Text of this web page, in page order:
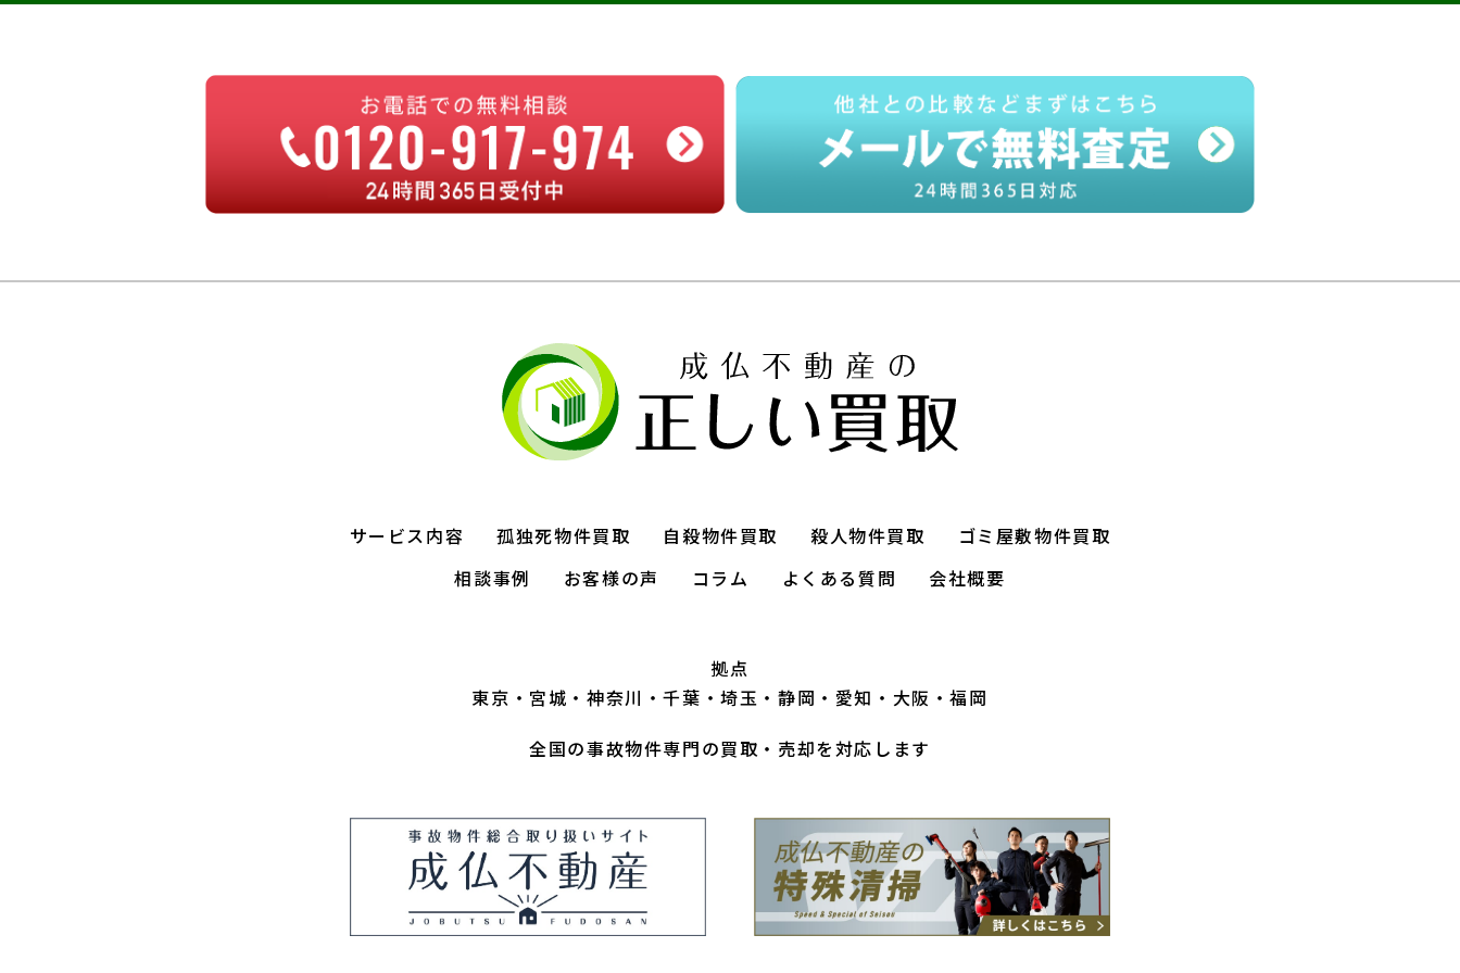
サービス内容 孤独死物件買取 自殺物件買取 殺人物件買取
ゴミ屋敷物件買取
相談事例
お客様の声 コラム よくある質問 会社概要
拠点
東京
宮城 神奈川 千葉 埼玉 静岡 愛知 大阪
福岡
全国の事故物件専門の買取・売却を対応します